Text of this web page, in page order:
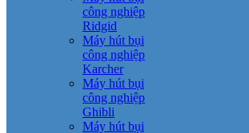
công nghiệp
Ridgid
Máy hút bụi
công nghiệp
Karcher
Máy hút bụi
công nghiệp
Ghibli
Máy hút bụi